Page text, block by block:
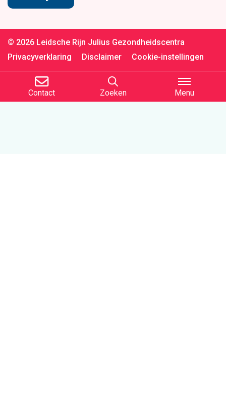
© 2026 Leidsche Rijn Julius Gezondheidscentra
Privacyverklaring
Disclaimer Cookie-instellingen
Contact Zoeken Menu